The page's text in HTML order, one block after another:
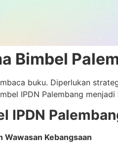
Bimbel
buku. Diperlukan
IPDN Palembang
IPDN
Wawasan Kebangsaan